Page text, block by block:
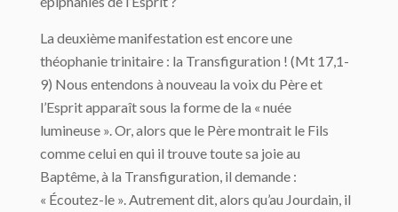
La deuxième manifestation est encore une
théophanie trinitaire : la Transfiguration ! (Mt 17,1-
9) Nous entendons à nouveau la voix du Père et
l’Esprit apparaît sous la forme de la « nuée
lumineuse ». Or, alors que le Père montrait le Fils
comme celui en qui il trouve toute sa joie au
Baptême, à la Transfiguration, il demande :
« Écoutez-le ». Autrement dit, alors qu’au Jourdain, il